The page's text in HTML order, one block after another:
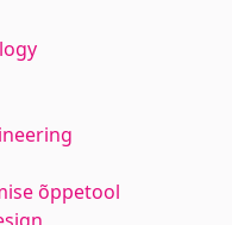
õppetool